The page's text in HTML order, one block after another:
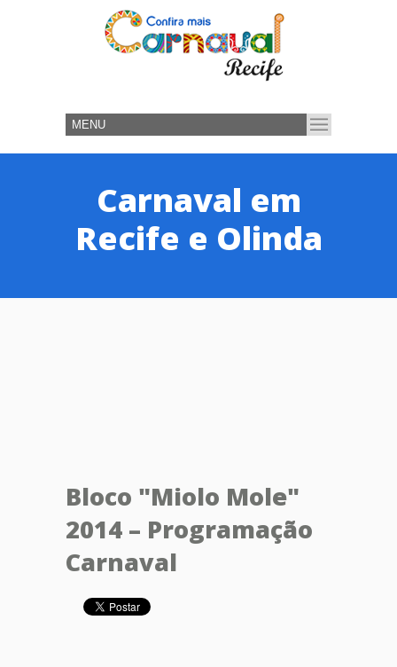
Carnaval em
Recife e Olinda
Bloco "Miolo Mole"
2014 – Programação
Carnaval